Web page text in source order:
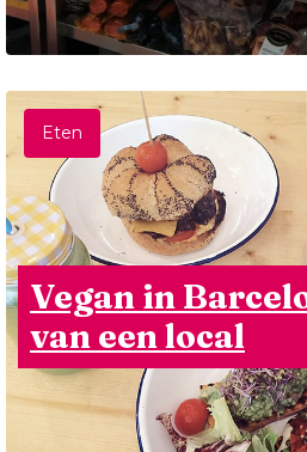
Eten
Vegan in
van een local